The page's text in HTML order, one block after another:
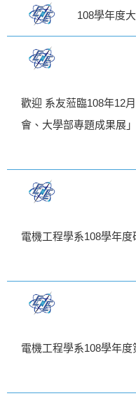
108學年度
歡迎 系友蒞臨108年12
會、大學部專題成果展」
電機工程學系108學年
電機工程學系108學年